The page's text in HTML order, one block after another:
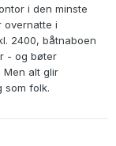
i den minste
overnatte i
2400, båtnaboen
- og bøter
Men alt glir
som folk.